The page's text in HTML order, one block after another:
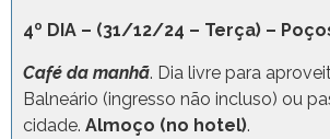
4º DIA – (31/12/24 – Terça) –
Café da manhã. Dia livre para
Balneário (ingresso não incluso) ou
cidade. Almoço (no hotel).